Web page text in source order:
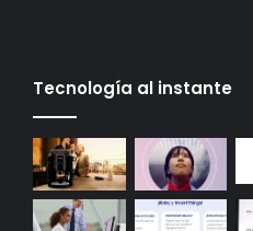
Tecnología al instante